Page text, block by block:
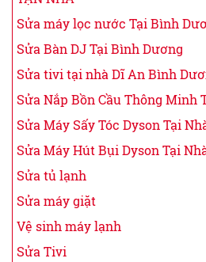
Sửa máy lọc nước Tại Bình
Sửa Bàn DJ Tại Bình Dương
Sửa tivi tại nhà Dĩ An Bình
Sửa Nắp Bồn Cầu Thông Minh
Sửa Máy Sấy Tóc Dyson Tại
Sửa Máy Hút Bụi Dyson Tại
Sửa tủ lạnh
Sửa máy giặt
Vệ sinh máy lạnh
Sửa Tivi